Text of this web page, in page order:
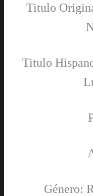
Titulo
Titulo
Género: